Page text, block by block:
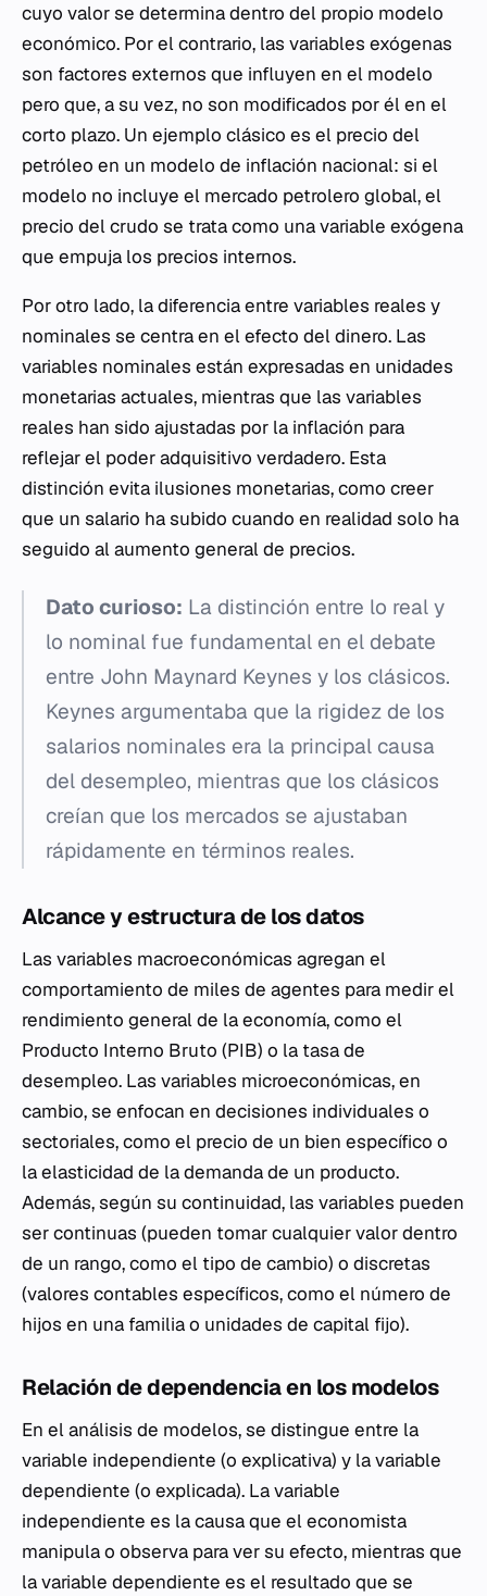
cuyo valor se determina dentro del propio modelo
económico. Por el contrario, las variables exógenas
son factores externos que influyen en el modelo
pero que, a su vez, no son modificados por él en el
corto plazo. Un ejemplo clásico es el precio del
petróleo en un modelo de inflación nacional: si el
modelo no incluye el mercado petrolero global, el
precio del crudo se trata como una variable exógena
que empuja los precios internos.
Por otro lado, la diferencia entre variables reales y
nominales se centra en el efecto del dinero. Las
variables nominales están expresadas en unidades
monetarias actuales, mientras que las variables
reales han sido ajustadas por la inflación para
reflejar el poder adquisitivo verdadero. Esta
distinción evita ilusiones monetarias, como creer
que un salario ha subido cuando en realidad solo ha
seguido al aumento general de precios.
Dato curioso: La distinción entre lo real y
lo nominal fue fundamental en el debate
entre John Maynard Keynes y los clásicos.
Keynes argumentaba que la rigidez de los
salarios nominales era la principal causa
del desempleo, mientras que los clásicos
creían que los mercados se ajustaban
rápidamente en términos reales.
Alcance y estructura de los datos
Las variables macroeconómicas agregan el
comportamiento de miles de agentes para medir el
rendimiento general de la economía, como el
Producto Interno Bruto (PIB) o la tasa de
desempleo. Las variables microeconómicas, en
cambio, se enfocan en decisiones individuales o
sectoriales, como el precio de un bien específico o
la elasticidad de la demanda de un producto.
Además, según su continuidad, las variables pueden
ser continuas (pueden tomar cualquier valor dentro
de un rango, como el tipo de cambio) o discretas
(valores contables específicos, como el número de
hijos en una familia o unidades de capital fijo).
Relación de dependencia en los modelos
En el análisis de modelos, se distingue entre la
variable independiente (o explicativa) y la variable
dependiente (o explicada). La variable
independiente es la causa que el economista
manipula o observa para ver su efecto, mientras que
la variable dependiente es el resultado que se